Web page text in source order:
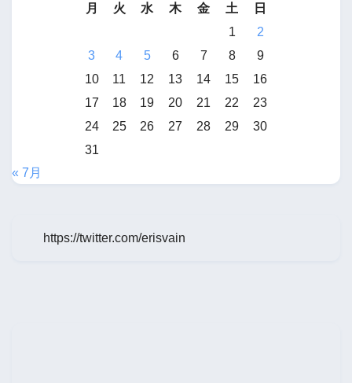
月
火 水 木 金 土
日
1
2
3
4 5 6 7 8
9
10
11 12 13 14 15
16
17
18 19 20 21 22
23
24
25 26 27 28 29
30
31
« 7月
https://twitter.com/erisvain